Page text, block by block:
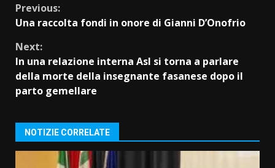
Continue
Previous:
Una raccolta fondi in onore di Gianni D’Onofrio
Next:
In una relazione interna Asl si torna a parlare
della morte della insegnante fasanese dopo il
parto gemellare
NOTIZIE CORRELATE